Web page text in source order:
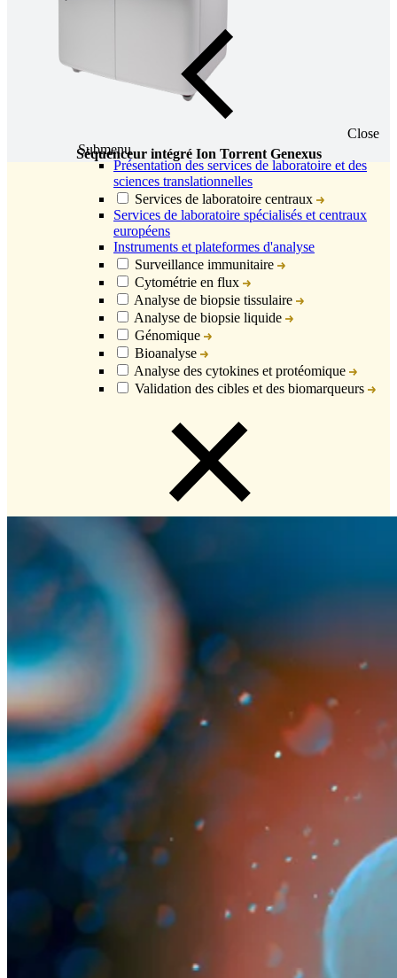
Close
Submenu
Présentation des services de laboratoire et des
sciences translationnelles
Services de laboratoire centraux
Services de laboratoire spécialisés et centraux
européens
Instruments et plateformes d'analyse
Surveillance immunitaire
Cytométrie en flux
Analyse de biopsie tissulaire
Analyse de biopsie liquide
Génomique
Bioanalyse
Analyse des cytokines et protéomique
Validation des cibles et des biomarqueurs
Close
Présentation des biospécimens
Collections de biospécimens personnalisés
Domaines thérapeutiques des biospécimens
Cellules viables
Tissus
Donner du sang
Séquenceur intégré Ion Torrent Genexus